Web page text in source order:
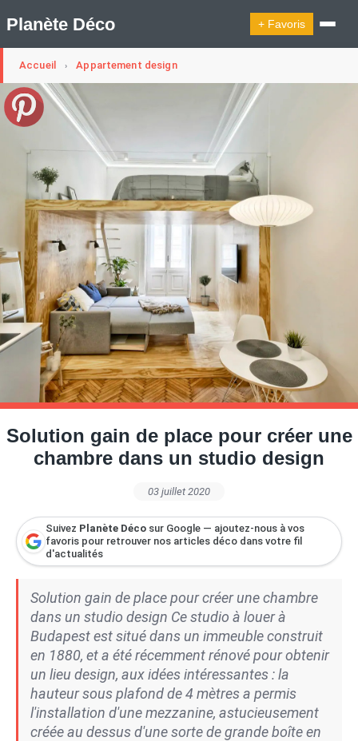
Planète Déco + Favoris
🛍︎ Shop Planète Déco ℹ︎ À propos
Appartement Design
Decoration Noël
Design Suédois En Quelques Photos
Idées Déco En 10 Photos
La Semaine Décoration Et Design
Maison En Ville
Méli-Mélo Suédois
Publi Reportage
Tendance
Interieurs Scandinaves
La Décoration Selon Votre Signe Astrologique
Les Trouvailles Déco Du Jour
Loft
Maison Appartement Écologique
Maison Container/container House
Maison D'hôtes
Maison Et Appartement Vintage
On Décode La Déco
Petite Surface
Piscine Question De Style
Renovation
Revue De Week End
Tiny House
Accueil › Appartement design
Solution gain de place pour créer une
chambre dans un studio design
03 juillet 2020
Suivez Planète Déco sur Google — ajoutez-nous à vos
favoris pour retrouver nos articles déco dans votre fil
d'actualités
Solution gain de place pour créer une chambre
dans un studio design Ce studio à louer à
Budapest est situé dans un immeuble construit
en 1880, et a été récemment rénové pour obtenir
un lieu design, aux idées intéressantes : la
hauteur sous plafond de 4 mètres a permis
l'installation d'une mezzanine, astucieusement
créée au dessus d'une sorte de grande boîte en